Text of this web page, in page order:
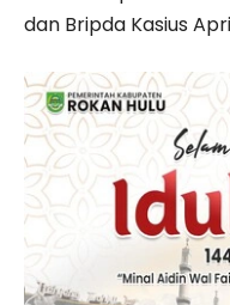
dan Bripda Kasius